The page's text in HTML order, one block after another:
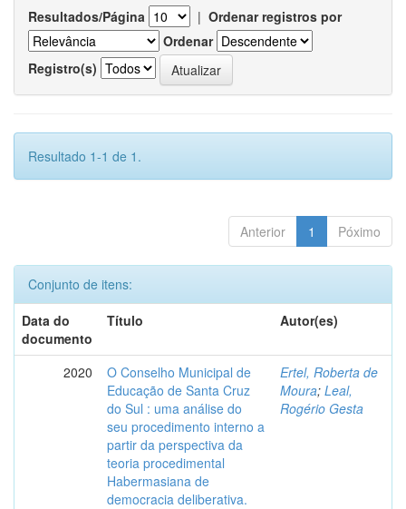
Resultados/Página | Ordenar registros por
Ordenar
Registro(s)
Resultado 1-1 de 1.
Anterior 1 Póximo
Conjunto de itens:
Data do
documento
Título Autor(es)
2020
O Conselho Municipal de
Educação de Santa Cruz
do Sul : uma análise do
seu procedimento interno a
partir da perspectiva da
teoria procedimental
Habermasiana de
democracia deliberativa.
Ertel, Roberta de
Moura; Leal,
Rogério Gesta